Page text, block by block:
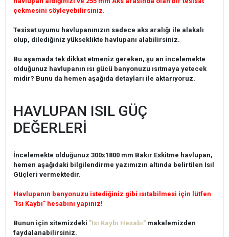
çekmesini söyleyebilirsiniz.
Tesisat uyumu havlupanınızın sadece aks aralığı ile alakalı
olup, dilediğiniz yükseklikte havlupanı alabilirsiniz.
Bu aşamada tek dikkat etmeniz gereken, şu an incelemekte
olduğunuz havlupanın ısı gücü banyonuzu ısıtmaya yetecek
midir? Bunu da hemen aşağıda detayları ile aktarıyoruz.
HAVLUPAN ISIL GÜÇ
DEĞERLERİ
İncelemekte olduğunuz 300x1800 mm Bakır Eskitme havlupan,
hemen aşağıdaki bilgilendirme yazımızın altında belirtilen Isıl
Güçleri vermektedir.
Havlupanın banyonuzu istediğiniz gibi ısıtabilmesi için lütfen
"Isı Kaybı" hesabını yapınız!
Bunun için sitemizdeki "Isı Kaybı Hesabı" makalemizden
faydalanabilirsiniz.